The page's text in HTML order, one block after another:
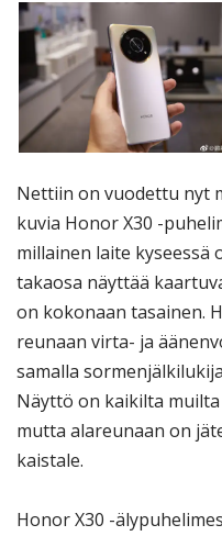
Nettiin on vuodettu nyt
kuvia Honor X30 -
millainen laite kyseessä
takaosa näyttää
on kokonaan tasainen.
reunaan virta- ja
samalla
Näyttö on kaikilta
mutta alareunaan on
kaistale.
Honor X30 -